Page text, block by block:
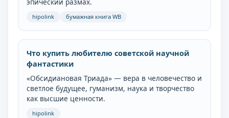
hipolink бумажная книга WB
Что купить любителю советской научной
фантастики
«Обсидиановая Триада» — вера в человечество и
светлое будущее, гуманизм, наука и творчество
как высшие ценности.
hipolink